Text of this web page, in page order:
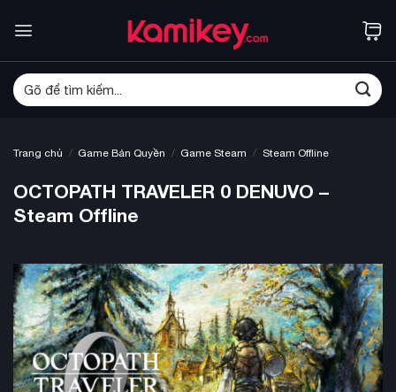
qua
dung
Tìm
kiếm:
Trang chủ / Game Bản Quyền / Game Steam / Steam Offline
OCTOPATH TRAVELER 0 DENUVO –
Steam Offline